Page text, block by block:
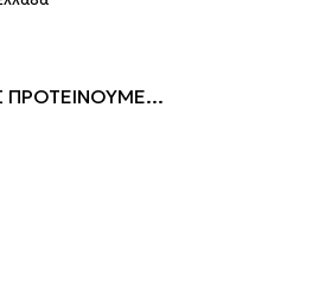
ΠΡΟΤΕΙΝΟΥΜΕ...